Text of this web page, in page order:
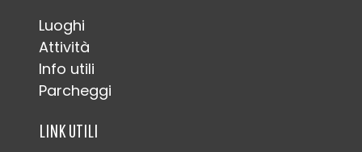
Luoghi
Attività
Info utili
Parcheggi
LINK UTILI